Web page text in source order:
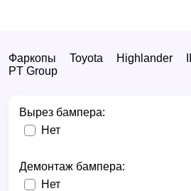
Фаркопы Toyota Highlander
PT Group
Вырез бампера:
Нет
Демонтаж бампера:
Нет